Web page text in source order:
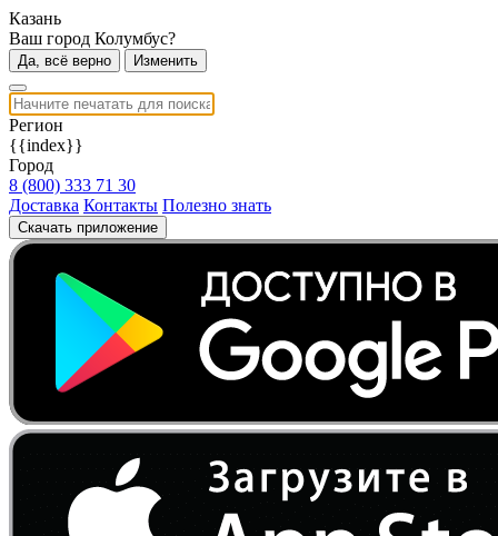
Казань
Ваш город Колумбус?
Да, всё верно Изменить
Регион
{{index}}
Город
8 (800) 333 71 30
Доставка Контакты Полезно знать
Скачать приложение